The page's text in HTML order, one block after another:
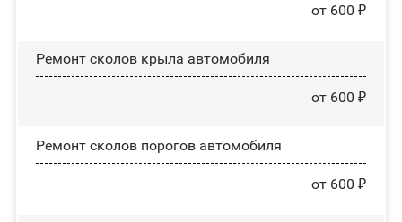
от 600 ₽
Ремонт сколов крыла автомобиля
от 600 ₽
Ремонт сколов порогов автомобиля
от 600 ₽